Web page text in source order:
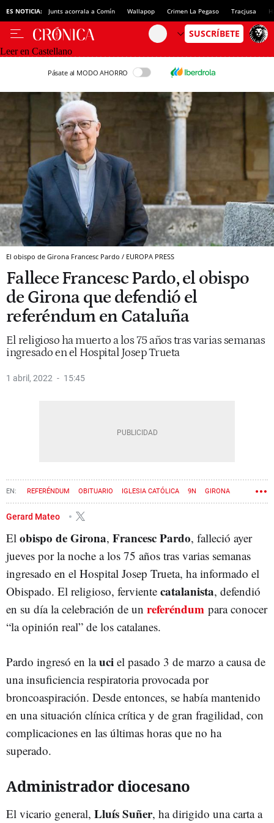
ES NOTICIA: Junts acorrala a Comín Wallapop Crimen La Pegaso Tracjusa
Leer en Castellano
Pásate al MODO AHORRO
El obispo de Girona Francesc Pardo / EUROPA PRESS
Fallece Francesc Pardo, el obispo
de Girona que defendió el
referéndum en Cataluña
El religioso ha muerto a los 75 años tras varias semanas
ingresado en el Hospital Josep Trueta
1 abril, 2022 15:45
REFERÉNDUM OBITUARIO IGLESIA CATÓLICA 9N GIRONA
1-O
Gerard Mateo
El obispo de Girona, Francesc Pardo, falleció ayer
jueves por la noche a los 75 años tras varias semanas
ingresado en el Hospital Josep Trueta, ha informado el
Obispado. El religioso, ferviente catalanista, defendió
en su día la celebración de un referéndum para conocer
“la opinión real” de los catalanes.
Pardo ingresó en lauci el pasado 3 de marzo a causa de
una insuficiencia respiratoria provocada por
broncoaspiración. Desde entonces, se había mantenido
en una situación clínica crítica y de gran fragilidad, con
complicaciones en las últimas horas que no ha
superado.
Administrador diocesano
El vicario general, Lluís Suñer, ha dirigido una carta a